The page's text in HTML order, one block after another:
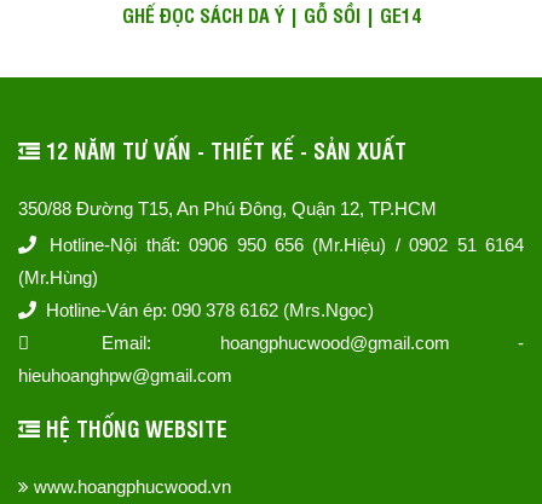
GHẾ ĐỌC SÁCH DA Ý | GỖ SỒI | GE14
12 NĂM TƯ VẤN - THIẾT KẾ - SẢN XUẤT
350/88 Đường T15, An Phú Đông, Quận 12, TP.HCM
Hotline-Nội thất: 0906 950 656 (Mr.Hiệu) / 0902 51 6164
(Mr.Hùng)
Hotline-Ván ép: 090 378 6162 (Mrs.Ngọc)
Email: hoangphucwood@gmail.com -
hieuhoanghpw@gmail.com
HỆ THỐNG WEBSITE
www.hoangphucwood.vn